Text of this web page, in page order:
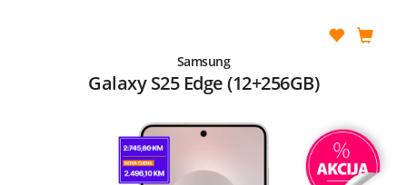
Samsung
Galaxy S25 Edge (12+256GB)